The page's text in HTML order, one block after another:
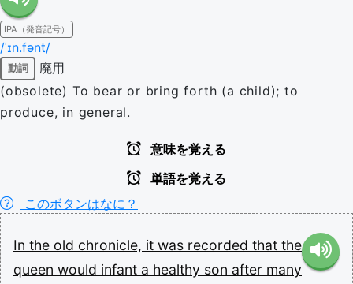
IPA（発音記号）
/ˈɪn.fənt/
動詞
廃用
(obsolete) To bear or bring forth (a child); to
produce, in general.
意味を覚える
単語を覚える
このボタンはなに？
In the old chronicle, it was recorded that the
queen would infant a healthy son after many